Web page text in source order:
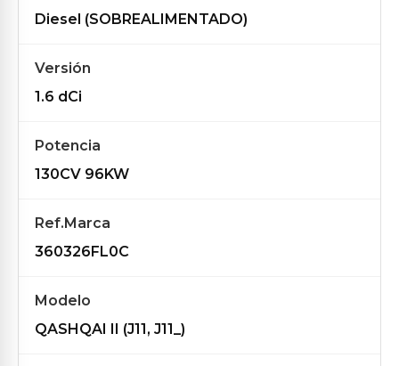
Diesel (SOBREALIMENTADO)
Versión
1.6 dCi
Potencia
130CV 96KW
Ref.Marca
360326FL0C
Modelo
QASHQAI II (J11, J11_)